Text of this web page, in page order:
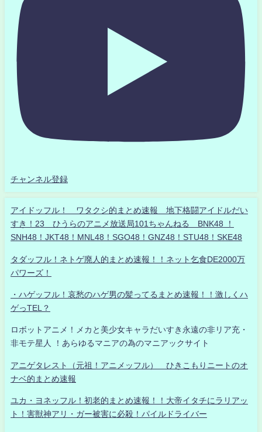
チャンネル登録
アイドッフル！ ワタクシ的まとめ速報 地下格闘アイドルだい
すき！23 ひうらのアニメ放送局101ちゃんねる BNK48 ！
SNH48！JKT48！MNL48！SGO48！GNZ48！STU48！SKE48
タダッフル！ネトゲ廃人的まとめ速報！！ネット乞食DE2000万
パワーズ！
・ハゲッフル！哀愁のハゲ男の髪ってるまとめ速報！！激しくハ
ゲっTEL？
ロボットアニメ！メカと美少女キャラだいすき永遠の非リア充・
非モテ星人 ！あらゆるマニアの為のマニアックサイト
アニゲタレスト（元祖！アニメッフル） ひきこもりニートのオ
ナベ的まとめ速報
ユカ・ヨネッフル！初老的まとめ速報！！大帝イタチにラリアッ
ト！害獣神アリ・ガー被害に必殺！パイルドライバー